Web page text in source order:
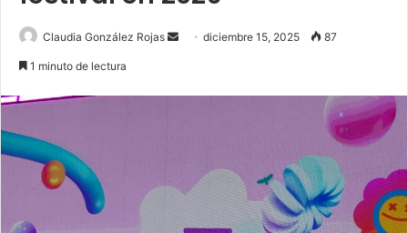
Claudia González Rojas
Senddiciembre 15, 2025 87
1 minuto de lectura